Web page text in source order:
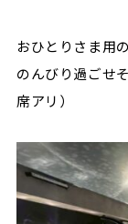
おひとりさま用
のんびり過ごせ
席アリ）